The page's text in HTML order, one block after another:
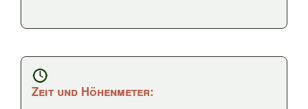
Zeit und Höhenmeter: